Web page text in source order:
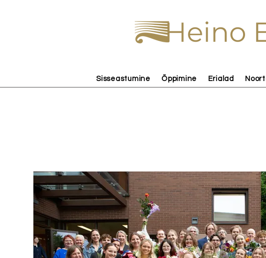
Heino
Sisseastumine Õppimine Erialad